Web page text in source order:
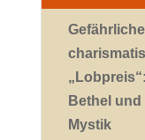
Bethel
Mystik